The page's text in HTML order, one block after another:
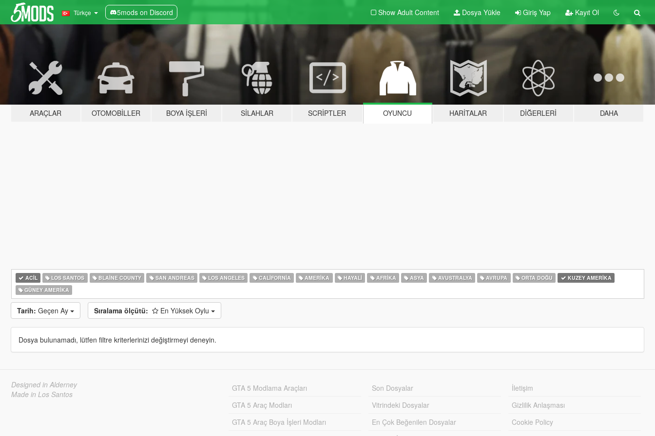
Türkçe 5mods on Discord Show Adult Content Dosya Yükle Giriş Yap Kayıt Ol
ARAÇLAR OTOMOBILLER BOYA İŞLERI SILAHLAR SCRIPTLER OYUNCU HARITALAR DIĞERLERI DAHA
ACIL LOS SANTOS BLAINE COUNTY SAN ANDREAS LOS ANGELES CALIFORNIA AMERIKA HAYALI AFRIKA ASYA AVUSTRALYA AVRUPA ORTA DOĞU
KUZEY AMERIKA
GÜNEY AMERIKA
Tarih: Geçen Ay Sıralama ölçütü: En Yüksek Oylu
Dosya bulunamadı, lütfen filtre kriterlerinizi değiştirmeyi deneyin.
Designed in Alderney
Made in Los Santos
GTA 5 Modlama Araçları
GTA 5 Araç Modları
GTA 5 Araç Boya İşleri Modları
Son Dosyalar
Vitrindeki Dosyalar
En Çok Beğenilen Dosyalar
İletişim
Gizlilik Anlaşması
Cookie Policy